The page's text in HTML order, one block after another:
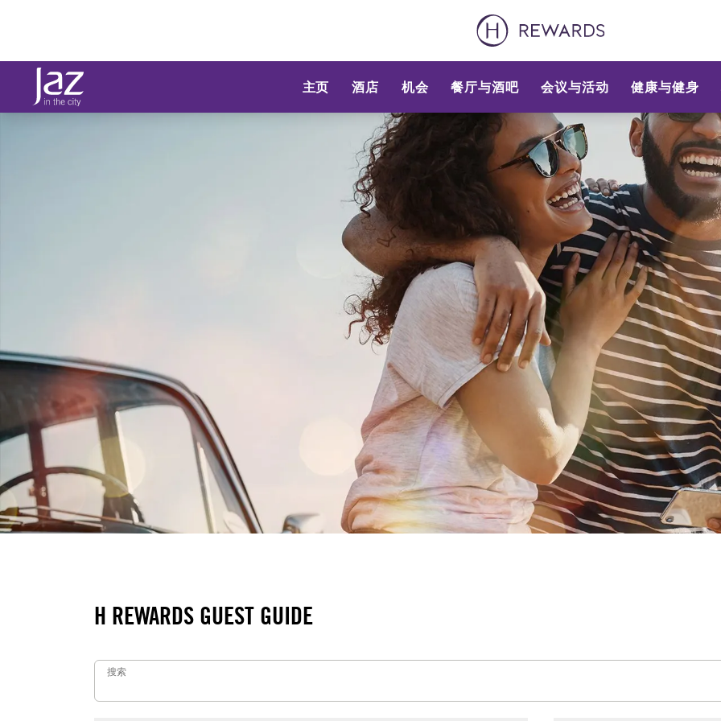
主页 酒店 机会 餐厅与酒吧 会议与活动 健康与健身
在我们的 H RewardsGuest Guide 中，您可以找到有关入住我们酒店的丰富信息。 H Rewards酒店的丰
H REWARDS GUEST GUIDE
搜索
搜索